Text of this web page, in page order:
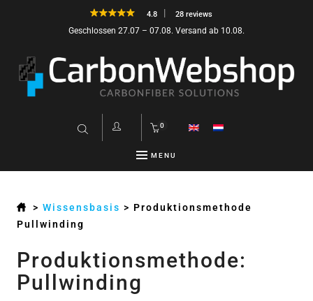
4.8 28 reviews
Geschlossen 27.07 – 07.08. Versand ab 10.08.
0
MENU
>Wissensbasis > Produktionsmethode
Pullwinding
Produktionsmethode:
Pullwinding